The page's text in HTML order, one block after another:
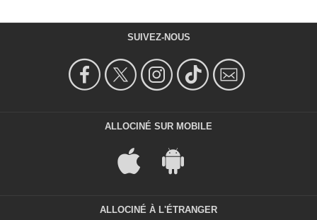
SUIVEZ-NOUS
ALLOCINÉ SUR MOBILE
ALLOCINÉ À L'ÉTRANGER